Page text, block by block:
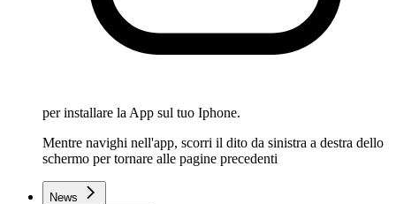
per installare la App sul tuo Iphone.
Mentre navighi nell'app, scorri il dito da sinistra a destra dello
schermo per tornare alle pagine precedenti
News